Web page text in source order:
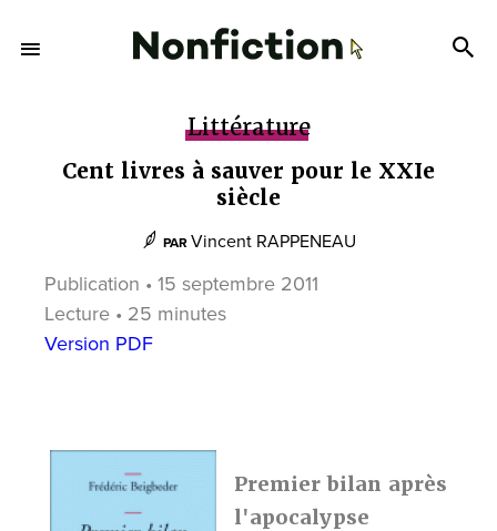
Littérature
Cent livres à sauver pour le XXIe
siècle
PAR Vincent RAPPENEAU
Publication • 15 septembre 2011
Lecture • 25 minutes
Version PDF
Premier bilan après
l'apocalypse